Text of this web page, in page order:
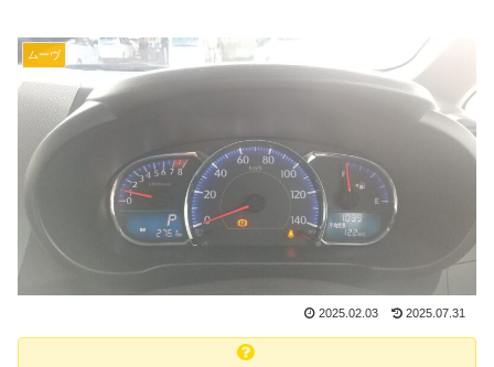
ムーヴ
2025.02.03 2025.07.31